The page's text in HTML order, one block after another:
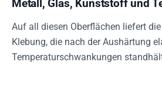
Metall, Glas, Kunststoff und
Auf all diesen Oberflächen liefert
Klebung, die nach der Aushärtung
Temperaturschwankungen